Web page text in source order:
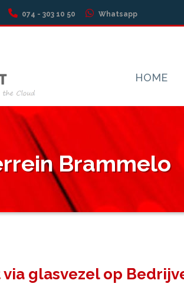
074 - 303 10 50 Whatsapp
HOME
Brammelo
glasvezel op